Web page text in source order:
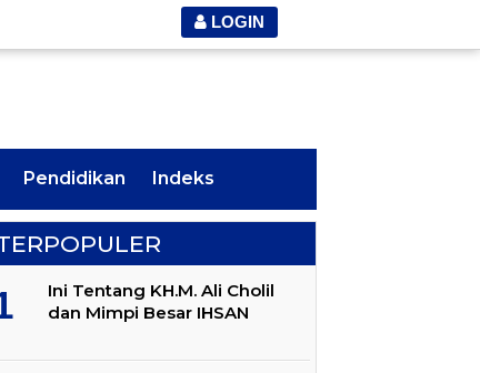
LOGIN
Pendidikan Indeks
Ini Tentang KH.M. Ali Cholil
dan Mimpi Besar IHSAN